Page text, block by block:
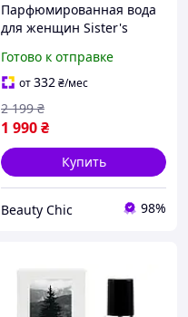
Парфюмированная вода
для женщин Sister's
Women Once, 50мл
(4820227781751)
Готово к отправке
от332₴/мес
1 990₴
2 199 ₴
Купить
Beauty Chic 98%